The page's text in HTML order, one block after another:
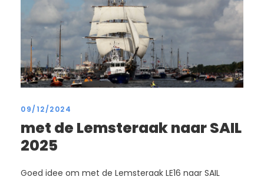
09/12/2024
met de Lemsteraak naar SAIL
2025
Goed idee om met de Lemsteraak LE16 naar SAIL